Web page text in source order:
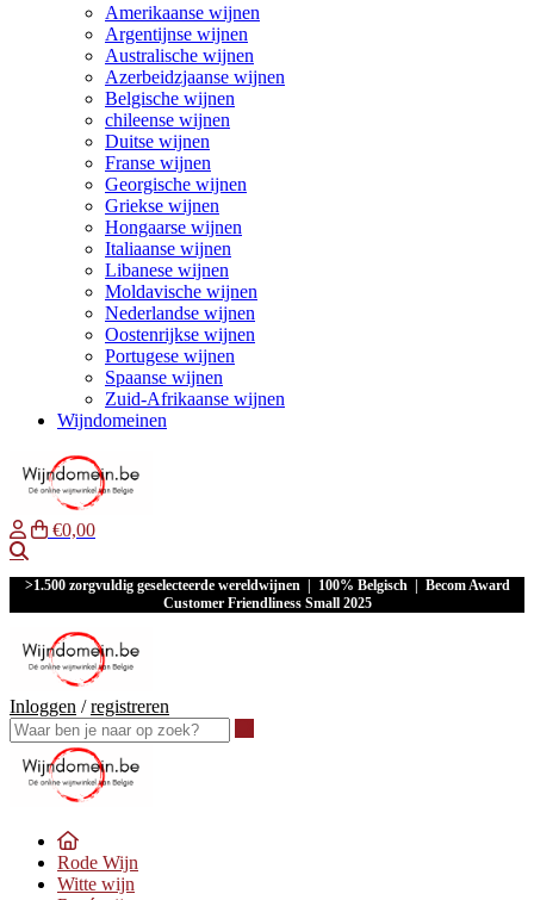
Amerikaanse wijnen
Argentijnse wijnen
Australische wijnen
Azerbeidzjaanse wijnen
Belgische wijnen
chileense wijnen
Duitse wijnen
Franse wijnen
Georgische wijnen
Griekse wijnen
Hongaarse wijnen
Italiaanse wijnen
Libanese wijnen
Moldavische wijnen
Nederlandse wijnen
Oostenrijkse wijnen
Portugese wijnen
Spaanse wijnen
Zuid-Afrikaanse wijnen
Wijndomeinen
€0,00
>1.500 zorgvuldig geselecteerde wereldwijnen | 100% Belgisch | Becom Award
Customer Friendliness Small 2025
Inloggen /registreren
Rode Wijn
Witte wijn